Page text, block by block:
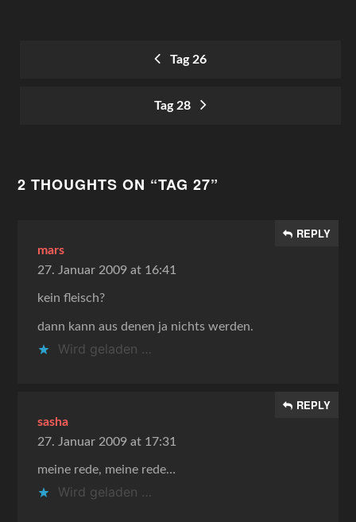
Tag 26
Tag 28
2 THOUGHTS ON “TAG 27”
mars
27. Januar 2009 at 16:41
REPLY
kein fleisch?
dann kann aus denen ja nichts werden.
Wird geladen …
sasha
27. Januar 2009 at 17:31
REPLY
meine rede, meine rede…
Wird geladen …